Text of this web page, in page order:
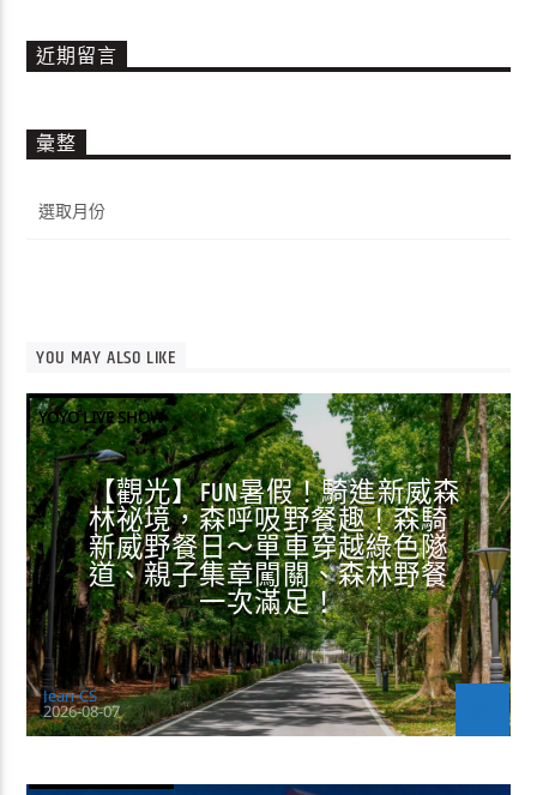
近期留言
彙整
整
YOU MAY ALSO LIKE
YOYO LIVE SHOW
【觀光】FUN暑假！騎進新威森
林祕境，森呼吸野餐趣！森騎
新威野餐日～單車穿越綠色隧
道、親子集章闖關、森林野餐
一次滿足！
Jean-CS
2026-08-07